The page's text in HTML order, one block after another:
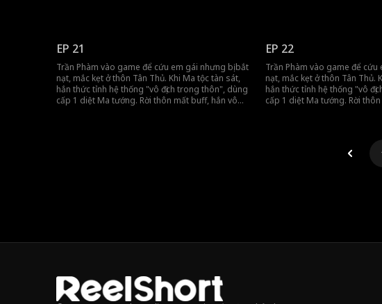
EP 21
Trần Phàm vào game để cứu em gái nhưng bị bắt
nạt, mắc kẹt ở thôn Tân Thủ. Khi Ma tộc tàn sát,
hắn thức tỉnh hệ thống "vô địch trong thôn", dùng
cấp 1 diệt Ma tướng. Rời thôn mất buff, hắn vô
EP 22
Trần Phàm vào game để
nạt, mắc kẹt ở thôn Tân Thủ.
hắn thức tỉnh hệ thống "vô
cấp 1 diệt Ma tướng. Rời